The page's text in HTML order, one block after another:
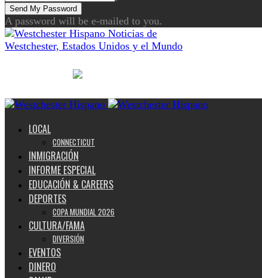
A password will be e-mailed to you.
Noticias de
Westchester, Estados Unidos y el Mundo
LOCAL
CONNECTICUT
INMIGRACIÓN
INFORME ESPECIAL
EDUCACIÓN & CAREERS
DEPORTES
COPA MUNDIAL 2026
CULTURA/FAMA
DIVERSIÓN
EVENTOS
DINERO